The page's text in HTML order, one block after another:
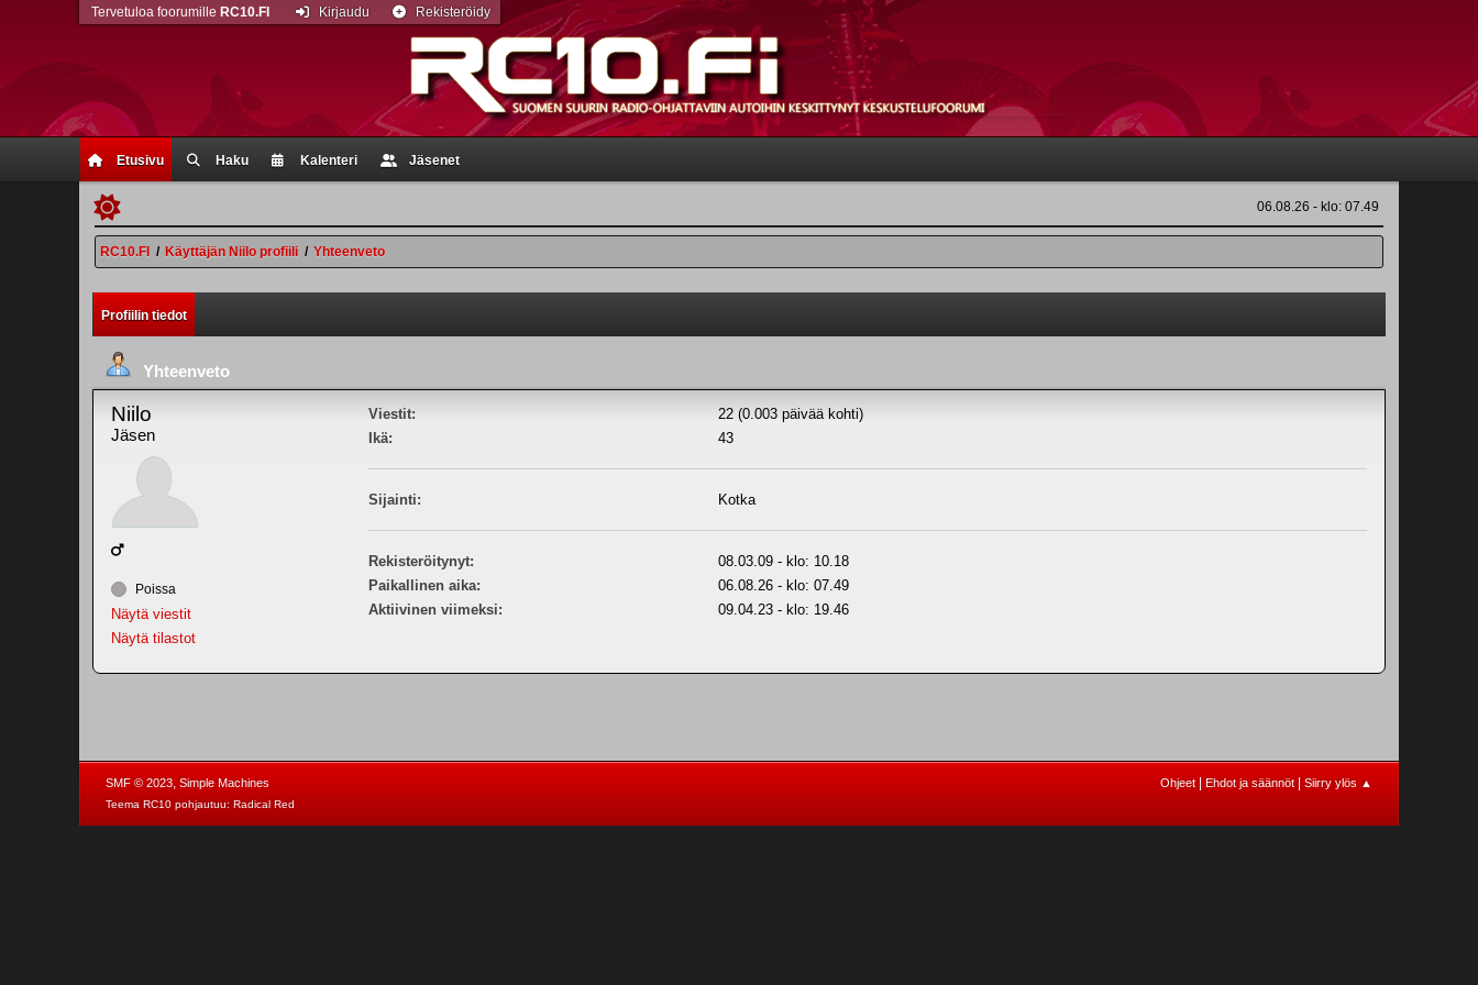
Etusivu Haku Kalenteri Jäsenet
Tervetuloa foorumille RC10.FI Kirjaudu Rekisteröidy
06.08.26 - klo: 07.49
RC10.FI / Käyttäjän Niilo profiili / Yhteenveto
Profiilin tiedot
Yhteenveto
Niilo
Jäsen
Poissa
Näytä viestit
Näytä tilastot
Viestit:
22 (0.003 päivää kohti)
Ikä:
43
Sijainti: Kotka
Rekisteröitynyt:
08.03.09 - klo: 10.18
Paikallinen aika:
06.08.26 - klo: 07.49
Aktiivinen viimeksi:
09.04.23 - klo: 19.46
Ohjeet Ehdot ja säännöt Siirry ylös ▲
SMF © 2023, Simple Machines
Teema RC10 pohjautuu: Radical Red